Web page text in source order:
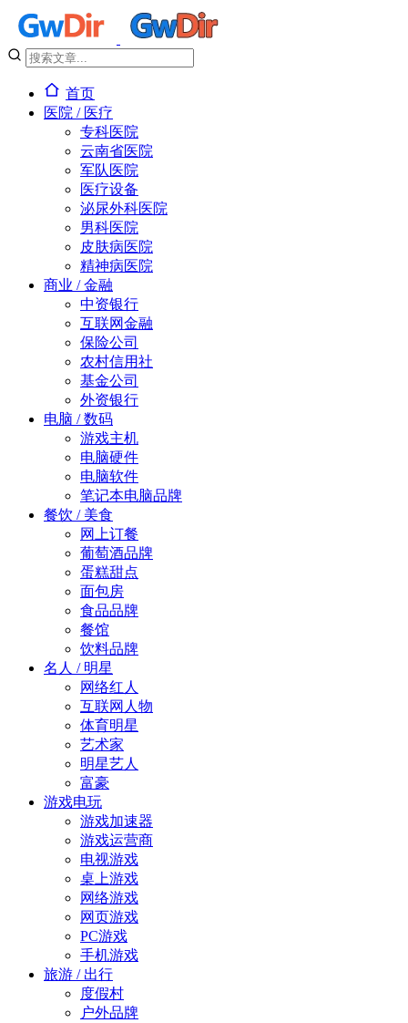
首页
医院 / 医疗
专科医院
云南省医院
军队医院
医疗设备
泌尿外科医院
男科医院
皮肤病医院
精神病医院
商业 / 金融
中资银行
互联网金融
保险公司
农村信用社
基金公司
外资银行
电脑 / 数码
游戏主机
电脑硬件
电脑软件
笔记本电脑品牌
餐饮 / 美食
网上订餐
葡萄酒品牌
蛋糕甜点
面包房
食品品牌
餐馆
饮料品牌
名人 / 明星
网络红人
互联网人物
体育明星
艺术家
明星艺人
富豪
游戏电玩
游戏加速器
游戏运营商
电视游戏
桌上游戏
网络游戏
网页游戏
PC游戏
手机游戏
旅游 / 出行
度假村
户外品牌